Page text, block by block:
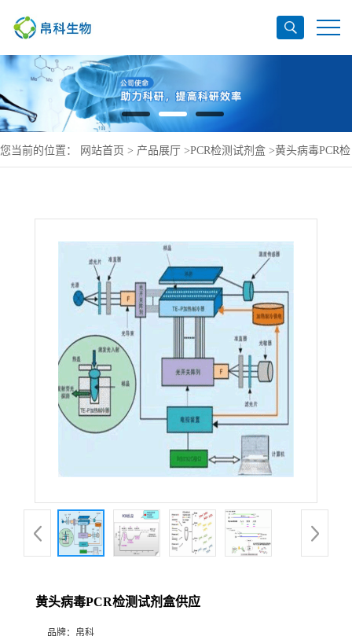
您当前的位置： 网站首页 > 产品展厅 >PCR检测试剂盒 >黄头病毒PCR检
黄头病毒PCR检测试剂盒供应
品牌： 帛科